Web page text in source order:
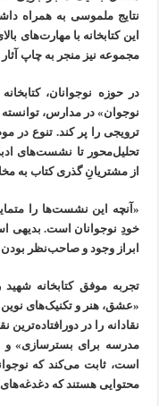
نتایج ملموسی به همراه
این کتابخانه با مهارت‌های
مجموعه نیز منجر به چاپ
در حوزه نوجوانان،
نوجوان» در مدارس،
ترویجی را پر کند. تنوع در
تحلیل‌محور تا نشست‌های
از مشتریانِ گذری کتاب به
«آنچه این نشست‌ها را
خودِ نوجوانان است. بدیهی
ابراز وجود و صاحب‌نظر بودن
تجربه موفق کتابخانه
«عشق، هنر و تکنیک‌های
نقادانه را در
مدرسه برای بسترسازی» و
است، ثابت می‌کند که
محتوایی هستند که